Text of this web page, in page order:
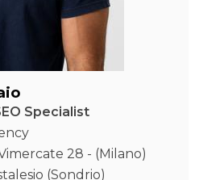
Specialist
28 - (Milano)
(Sondrio)